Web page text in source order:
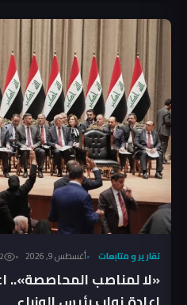
تقارير و متابعات أغسطس 9, 2026
«لا لمناصب المحاصصة»..